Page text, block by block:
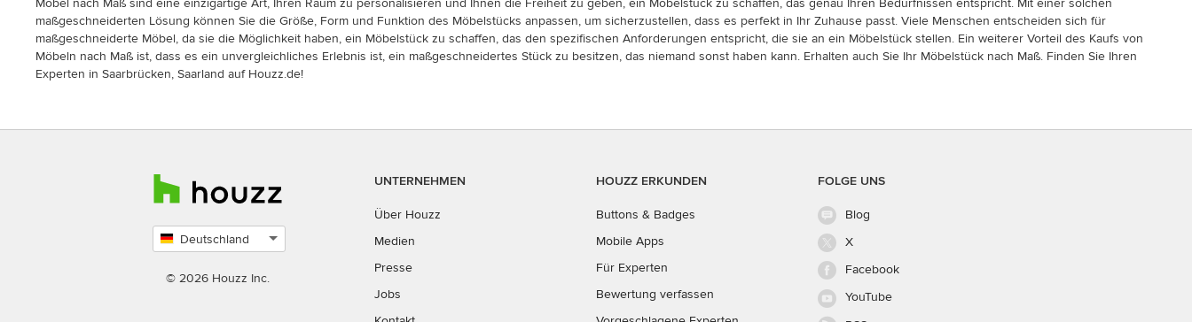
Möbel nach Maß sind eine einzigartige Art, Ihren Raum zu personalisieren und Ihnen die Freiheit zu geben, ein Möbelstück zu schaffen, das genau Ihren Bedürfnissen entspricht. Mit einer solchen
maßgeschneiderten Lösung können Sie die Größe, Form und Funktion des Möbelstücks anpassen, um sicherzustellen, dass es perfekt in Ihr Zuhause passt. Viele Menschen entscheiden sich für
maßgeschneiderte Möbel, da sie die Möglichkeit haben, ein Möbelstück zu schaffen, das den spezifischen Anforderungen entspricht, die sie an ein Möbelstück stellen. Ein weiterer Vorteil des Kaufs von
Möbeln nach Maß ist, dass es ein unvergleichliches Erlebnis ist, ein maßgeschneidertes Stück zu besitzen, das niemand sonst haben kann. Erhalten auch Sie Ihr Möbelstück nach Maß. Finden Sie Ihren
Experten in Saarbrücken, Saarland auf Houzz.de!
Deutschland
auswählen
© 2026 Houzz Inc.
UNTERNEHMEN
Über Houzz
Medien
Presse
Jobs
HOUZZ ERKUNDEN
Buttons & Badges
Mobile Apps
Für Experten
Bewertung verfassen
FOLGE UNS
Blog
X
Facebook
YouTube